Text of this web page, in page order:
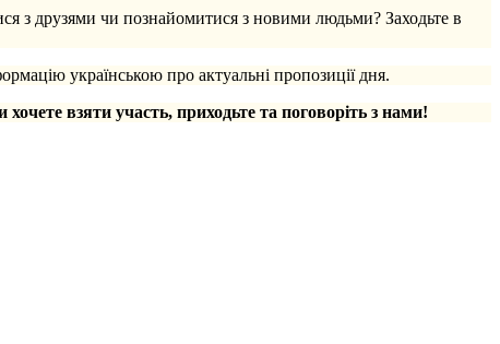
з друзями чи познайомитися з новими людьми? Заходьте в
українською про актуальні пропозиції дня.
взяти участь, приходьте та поговоріть з нами!